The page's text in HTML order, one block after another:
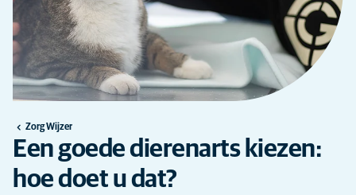
Zorg Wijzer
Een goede dierenarts kiezen:
hoe doet u dat?